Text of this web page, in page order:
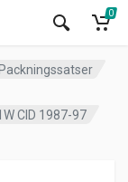
0
CID 1987-97